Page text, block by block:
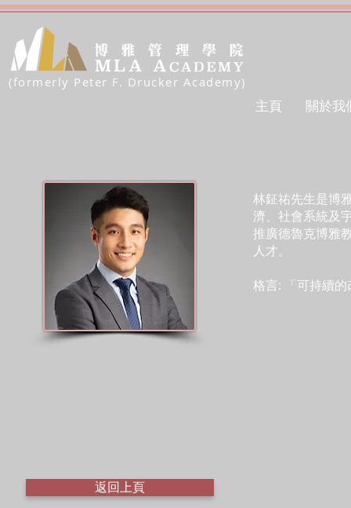
(formerly Peter F. Drucker Academy)
主頁 關於我
林鉦祐先生是博
濟、社會系統及
推廣德魯克博雅
人才。
格言: 「可持續
返回上頁